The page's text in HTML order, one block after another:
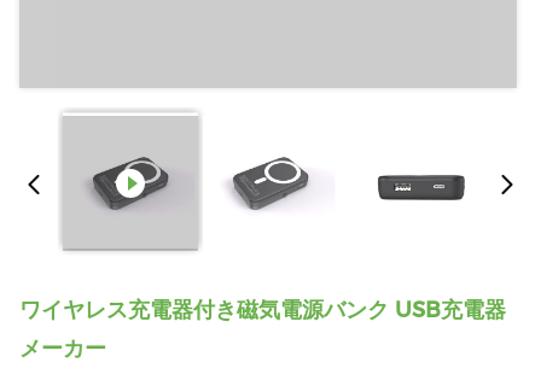
ワイヤレス充電器付き磁気電源バンク USB充電器
メーカー